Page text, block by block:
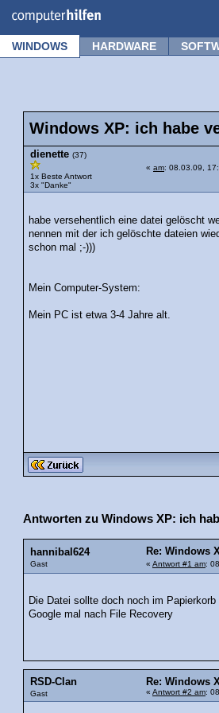
WINDOWS HARDWARE
Windows XP: ich habe
dienette (37)
1x Beste Antwort
3x "Danke"
« am: 08.03.09,
habe versehentlich eine datei gelöscht
nennen mit der ich gelöschte dateien
schon mal ;-)))
Mein Computer-System:
Mein PC ist etwa 3-4 Jahre alt.
Antworten zu Windows XP: ich
hannibal624
Gast
Re: Windows
« Antwort #1 am:
Die Datei sollte doch noch im Papierkorb
Google mal nach File Recovery
RSD-Clan
Gast
Re: Windows
« Antwort #2 am: